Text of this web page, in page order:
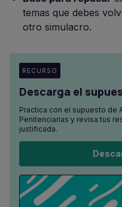
temas que debes
otro simulacro.
RECURSO
Descarga el
Practica con el supuesto de
Penitenciarias y revisa tus
justificada.